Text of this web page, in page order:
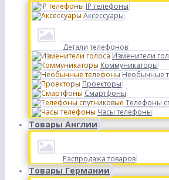
IP телефоны
Аксессуары
Детали телефонов
Изменители
Коммуникаторы
Необычные
Проекторы
Смартфоны
Телефоны
Часы телефоны
Товары Англии
Распродажа товаров
Товары Германии